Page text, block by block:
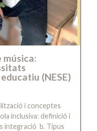
música:
(NESE)
i conceptes
inclusiva: definició i
integració b. Tipus